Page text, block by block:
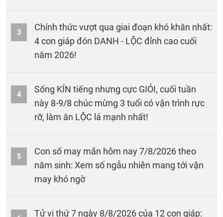
3
Chính thức vượt qua giai đoạn khó khăn nhất:
4 con giáp đón DANH - LỘC đỉnh cao cuối
năm 2026!
4
Sống KÍN tiếng nhưng cực GIỎI, cuối tuần
này 8-9/8 chúc mừng 3 tuổi có vận trình rực
rỡ, làm ăn LỘC lá mạnh nhất!
5
Con số may mắn hôm nay 7/8/2026 theo
năm sinh: Xem số ngẫu nhiên mang tới vận
may khó ngờ
Tử vi thứ 7 ngày 8/8/2026 của 12 con giáp: